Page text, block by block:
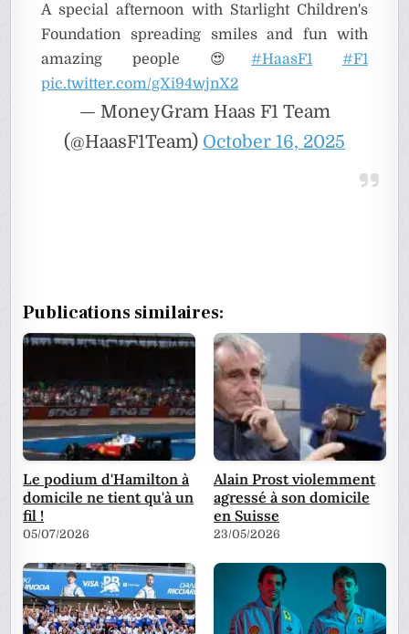
A special afternoon with Starlight Children's
Foundation spreading smiles and fun with
amazing people 😍#HaasF1
#F1
pic.twitter.com/gXi94wjnX2
— MoneyGram Haas F1 Team
(@HaasF1Team) October 16, 2025
Publications similaires:
Le podium d'Hamilton à
domicile ne tient qu'à un
fil !
05/07/2026
Alain Prost violemment
agressé à son domicile
en Suisse
23/05/2026